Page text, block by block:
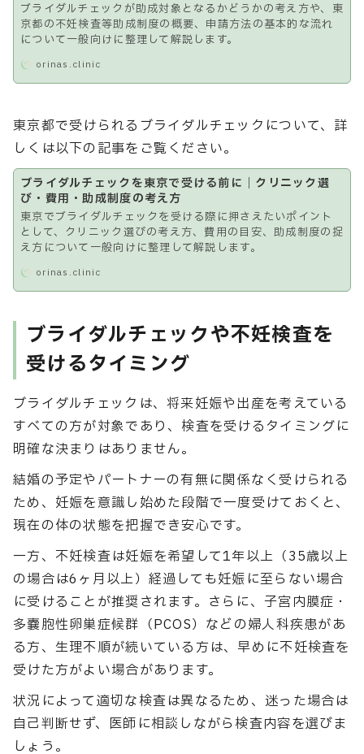
ブライダルチェックが助成対象となるかどうかの考え方や、東
京都の不妊検査等助成制度の概要、申請方法の基本的な流れ
について一般向けに整理して解説します。
orinas.clinic
東京都で受けられるブライダルチェックについて、詳
しくは以下の記事をご覧ください。
ブライダルチェックを東京で受ける前に｜クリニック選
び・費用・助成制度の考え方
東京でブライダルチェックを受ける際に押さえたいポイント
として、クリニック選びの考え方、費用の目安、助成制度の捉
え方について一般向けに整理して解説します。
orinas.clinic
ブライダルチェックや不妊検査を
受けるタイミング
ブライダルチェックは、将来妊娠や出産を考えている
すべての方が対象であり、検査を受けるタイミングに
明確な決まりはありません。
結婚の予定やパートナーの有無に関係なく受けられる
ため、妊娠を意識し始めた段階で一度受けておくと、
現在の体の状態を把握でき安心です。
一方、不妊検査は妊娠を希望して1年以上（35歳以上
の場合は6ヶ月以上）経過しても妊娠に至らない場合
に受けることが推奨されます。さらに、子宮内膜症・
多嚢胞性卵巣症候群（PCOS）などの婦人科疾患があ
る方、生理不順が続いている方は、早めに不妊検査を
受けた方がよい場合があります。
状況によって適切な検査は異なるため、迷った場合は
自己判断せず、医師に相談しながら検査内容を選びま
しょう。